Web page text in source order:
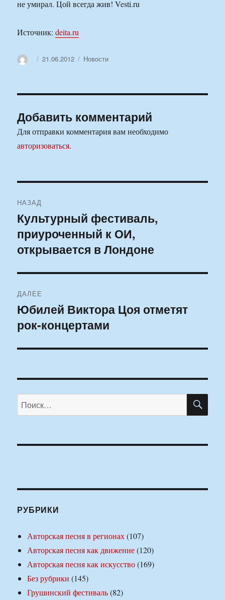
не умирал. Цой всегда жив! Vesti.ru
Источник:deita.ru
АвторОпубликовано
21.06.2012 Рубрики
Новости
Добавить комментарий
Для отправки комментария вам необходимо
авторизоваться.
по
записям
НАЗАД
Предыдущая
запись:
Культурный фестиваль,
приуроченный к ОИ,
открывается в Лондоне
ДАЛЕЕ
Следующая
запись:
Юбилей Виктора Цоя отметят
рок-концертами
Искать:
РУБРИКИ
Авторская песня в регионах(107)
Авторская песня как движение(120)
Авторская песня как искусство(169)
Без рубрики (145)
Грушинский фестиваль(82)